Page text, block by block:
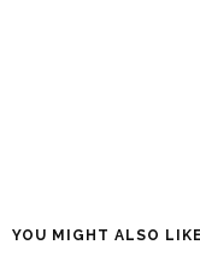
YOU MIGHT ALSO LIKE